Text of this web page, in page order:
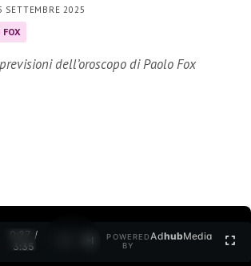
SETTEMBRE 2025
FOX
dell’oroscopo di Paolo Fox
0:27 /
3:35
POWERED
BY
AdhubMedia